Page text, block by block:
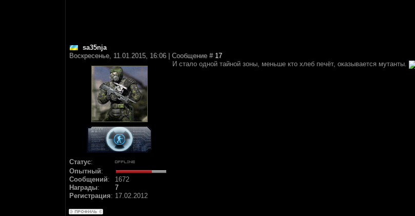
sa35nja
Воскресенье, 11.01.2015, 16:06 | Сообщение # 17
Статус:
Опытный:
Сообщений:
1672
Награды:
7
Регистрация: 17.02.2012
И стало одной тайной зоны, меньше кто хлеб печёт, оказывается мутанты.